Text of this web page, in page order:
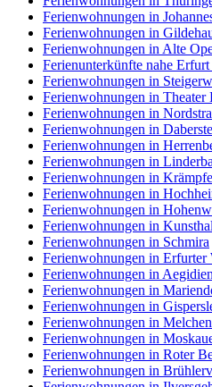
Ferienwohnungen in
Ferienwohnungen in
Ferienwohnungen in Alte
Ferienunterkünfte nahe
Ferienwohnungen in
Ferienwohnungen in Theater
Ferienwohnungen in
Ferienwohnungen in
Ferienwohnungen in
Ferienwohnungen in
Ferienwohnungen in
Ferienwohnungen in
Ferienwohnungen in
Ferienwohnungen in
Ferienwohnungen in Schmira
Ferienwohnungen in Erfurter
Ferienwohnungen in
Ferienwohnungen in
Ferienwohnungen in
Ferienwohnungen in
Ferienwohnungen in
Ferienwohnungen in Roter
Ferienwohnungen in